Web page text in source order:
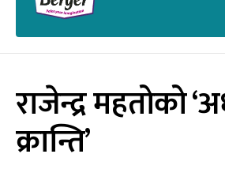
राजेन्द्र महतोको
क्रान्ति’